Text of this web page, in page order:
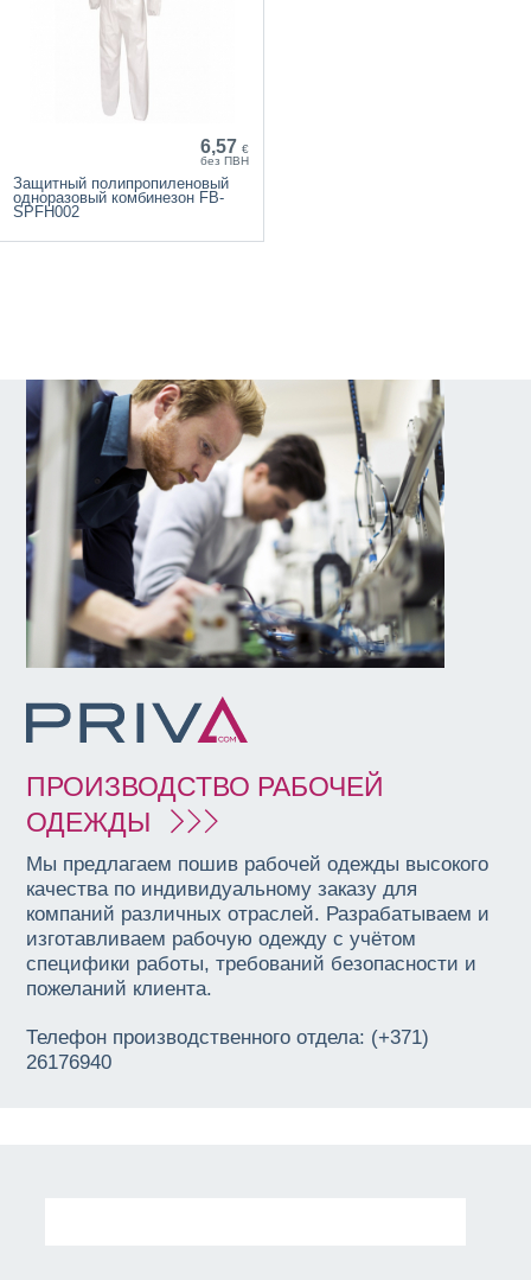
6,57 €
без ПВН
Защитный полипропиленовый
одноразовый комбинезон FB-
SPFH002
ПРОИЗВОДСТВО РАБОЧЕЙ
ОДЕЖДЫ
Мы предлагаем пошив рабочей одежды высокого
качества по индивидуальному заказу для
компаний различных отраслей. Разрабатываем и
изготавливаем рабочую одежду с учётом
специфики работы, требований безопасности и
пожеланий клиента.
Телефон производственного отдела: (+371)
26176940